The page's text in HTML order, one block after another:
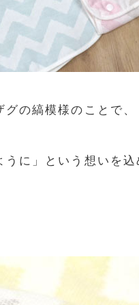
の縞模様のことで
に」という想いを込